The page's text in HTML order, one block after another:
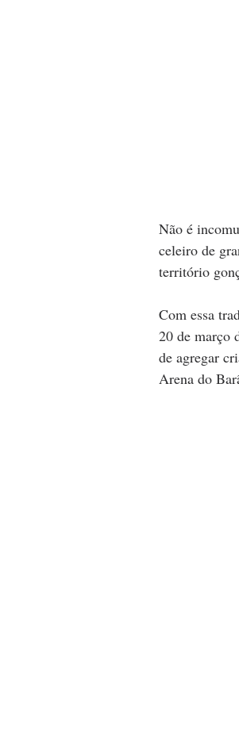
Não é
celeiro de
território
Com essa
20 de março
de agregar
Arena do